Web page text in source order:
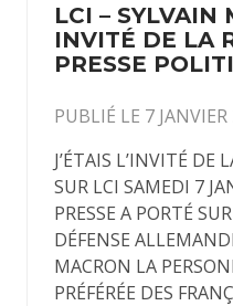
LCI – SYLVAIN
INVITÉ DE LA
PRESSE
PUBLIÉ LE 7
J’ÉTAIS L’INVITÉ DE
SUR LCI SAMEDI 7
PRESSE A PORTÉ
DÉFENSE
MACRON LA
PRÉFÉRÉE DES